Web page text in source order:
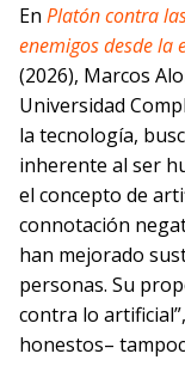
En Platón contra
enemigos desde
(2026), Marcos
Universidad
la tecnología,
inherente al ser
el concepto de
connotación
han mejorado
personas. Su
contra lo
honestos–